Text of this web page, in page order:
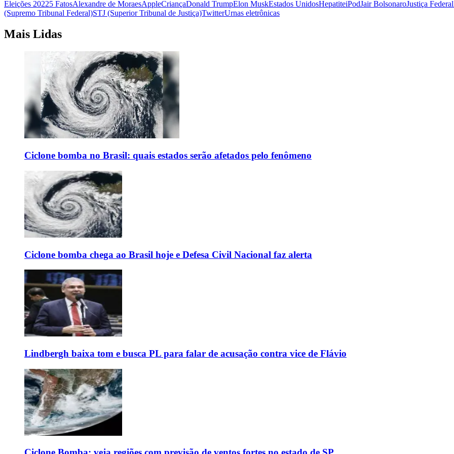
Eleições 20225 FatosAlexandre de MoraesAppleCriançaDonald TrumpElon MuskEstados UnidosHepatiteiPodJair BolsonaroJustiça Federal
(Supremo Tribunal Federal)STJ (Superior Tribunal de Justiça)TwitterUrnas eletrônicas
Mais Lidas
Ciclone bomba no Brasil: quais estados serão afetados pelo fenômeno
Ciclone bomba chega ao Brasil hoje e Defesa Civil Nacional faz alerta
Lindbergh baixa tom e busca PL para falar de acusação contra vice de Flávio